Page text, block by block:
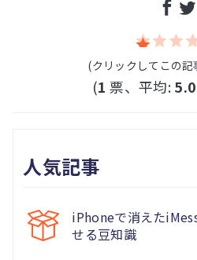
(クリックしてこの
(1 票、平均:5.0
人気記事
iPhoneで消えた
せる豆知識